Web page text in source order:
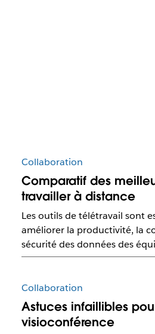
Collaboration
Comparatif des
travailler à distance
Les outils de télétravail sont
améliorer la productivité, la
sécurité des données des
Collaboration
Astuces infaillibles
visioconférence